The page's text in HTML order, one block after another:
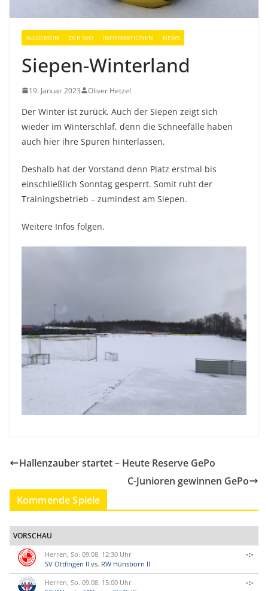
ALLGEMEIN DER SVO INFORMATIONEN NEWS
Siepen-Winterland
19. Januar 2023 Oliver Hetzel
Der Winter ist zurück. Auch der Siepen zeigt sich
wieder im Winterschlaf, denn die Schneefälle haben
auch hier ihre Spuren hinterlassen.
Deshalb hat der Vorstand denn Platz erstmal bis
einschließlich Sonntag gesperrt. Somit ruht der
Trainingsbetrieb – zumindest am Siepen.
Weitere Infos folgen.
Hallenzauber startet – Heute Reserve GePo
C-Junioren gewinnen GePo
Kommende Spiele
VORSCHAU
Herren, So. 09.08. 12:30 Uhr
SV Ottfingen II vs. RW Hünsborn II
-:-
Herren, So. 09.08. 15:00 Uhr
-:-